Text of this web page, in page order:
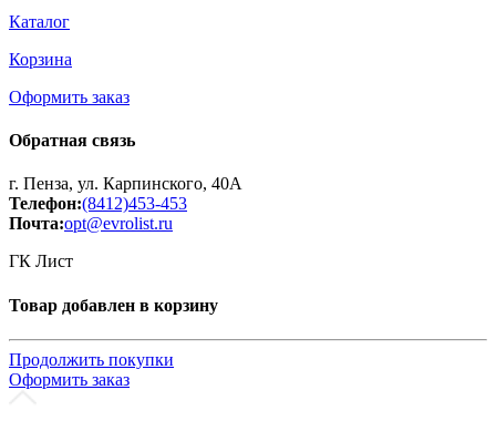
Каталог
Корзина
Оформить заказ
Обратная связь
г. Пенза, ул. Карпинского, 40А
Телефон:(8412)453-453
Почта:opt@evrolist.ru
ГК Лист
Товар добавлен в корзину
Продолжить покупки
Оформить заказ